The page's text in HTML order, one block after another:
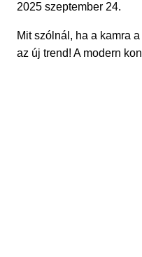
2025 szeptember 24.
Mit szólnál, ha a kamra
az új trend! A modern